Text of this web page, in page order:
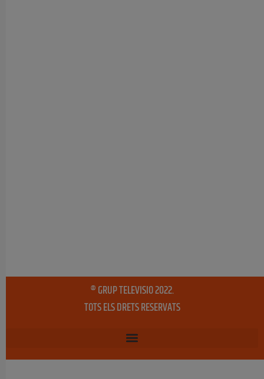
® GRUP TELEVISIO 2022.
TOTS ELS DRETS RESERVATS